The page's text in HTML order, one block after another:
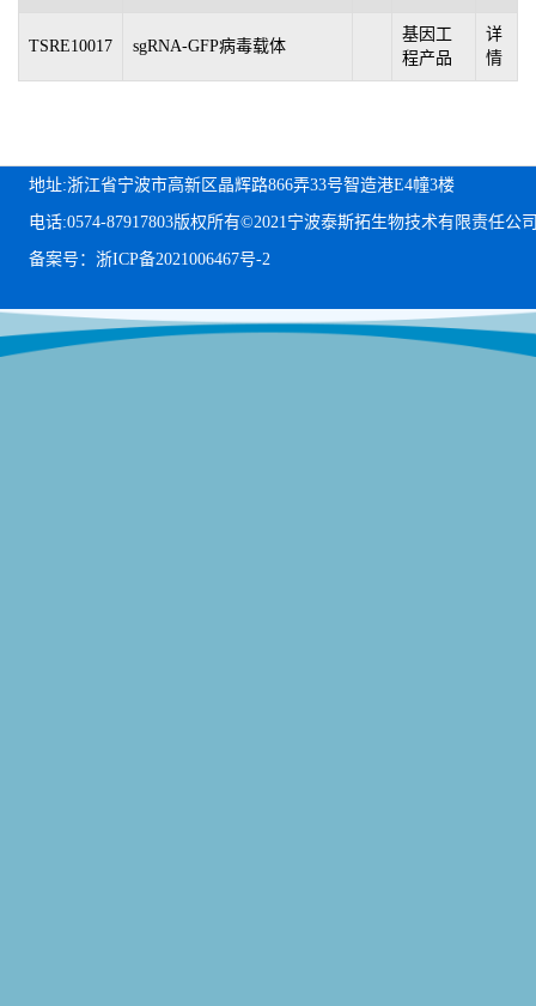
TSRE10017 sgRNA-GFP病毒载体
基因工
程产品
详
情
地址:浙江省宁波市高新区晶辉路866弄33号智造港E4幢3楼
电话:0574-87917803版权所有©2021宁波泰斯拓生物技术有限责任公
备案号：浙ICP备2021006467号-2